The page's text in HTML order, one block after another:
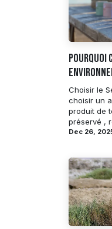
Pourquoi
Choisir le
choisir un
produit de
préservé ,
Dec 26,